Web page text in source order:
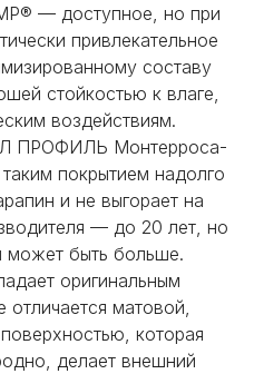
— доступное, но при
привлекательное
составу
стойкостью к влаге,
воздействиям.
ПРОФИЛЬ Монтерроса-
покрытием надолго
и не выгорает на
— до 20 лет, но
может быть больше.
оригинальным
матовой,
которая
делает внешний